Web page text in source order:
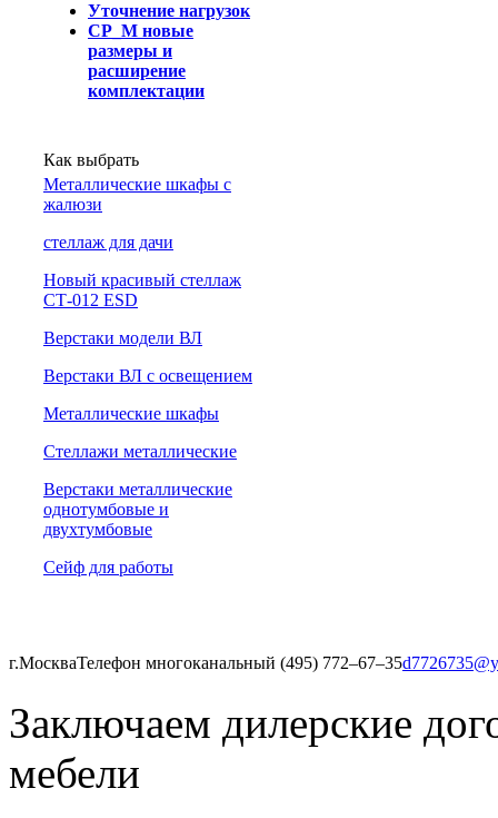
Уточнение нагрузок
СР_М новые
размеры и
расширение
комплектации
Как выбрать
Металлические шкафы с
жалюзи
cтеллаж для дачи
Новый красивый стеллаж
СТ-012 ESD
Верстаки модели ВЛ
Верстаки ВЛ с освещением
Металлические шкафы
Стеллажи металлические
Верстаки металлические
однотумбовые и
двухтумбовые
Сейф для работы
г.МоскваТелефон многоканальный (495) 772‒67‒35
Заключаем дилерские
мебели